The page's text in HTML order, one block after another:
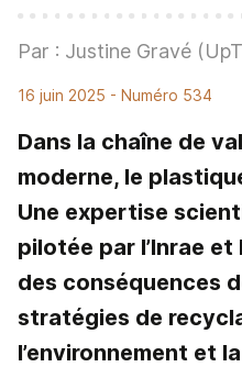
Par : Justine Gravé
16 juin 2025 - Numéro 534
Dans la chaîne de
moderne, le
Une expertise
pilotée par l’Inrae et
des conséquences
stratégies de
l’environnement et